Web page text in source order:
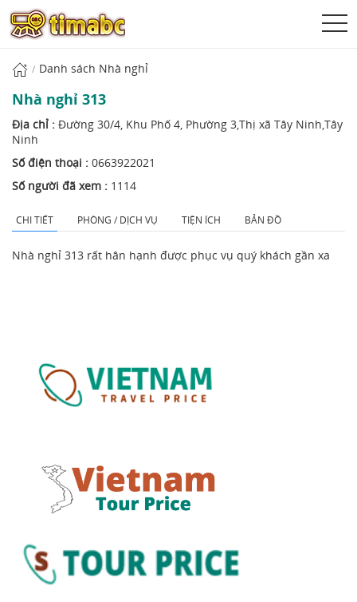
Danh sách Nhà nghỉ
Nhà nghỉ 313
Địa chỉ : Đường 30/4, Khu Phố 4, Phường 3,Thị xã Tây Ninh,Tây
Ninh
Số điện thoại : 0663922021
Số người đã xem : 1114
CHI TIẾT PHÒNG / DỊCH VỤ TIỆN ÍCH BẢN ĐỒ
Nhà nghỉ 313 rất hân hạnh được phục vụ quý khách gần xa